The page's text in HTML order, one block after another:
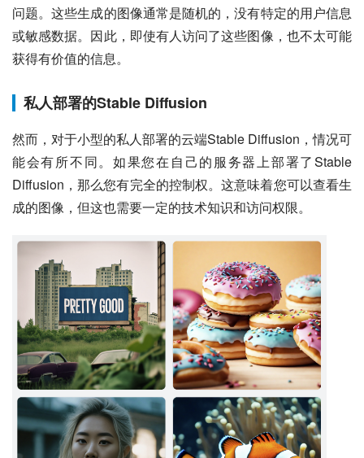
问题。这些生成的图像通常是随机的，没有特定的用户信息
或敏感数据。因此，即使有人访问了这些图像，也不太可能
获得有价值的信息。
私人部署的Stable Diffusion
然而，对于小型的私人部署的云端Stable Diffusion，情况可
能会有所不同。如果您在自己的服务器上部署了Stable
Diffusion，那么您有完全的控制权。这意味着您可以查看生
成的图像，但这也需要一定的技术知识和访问权限。